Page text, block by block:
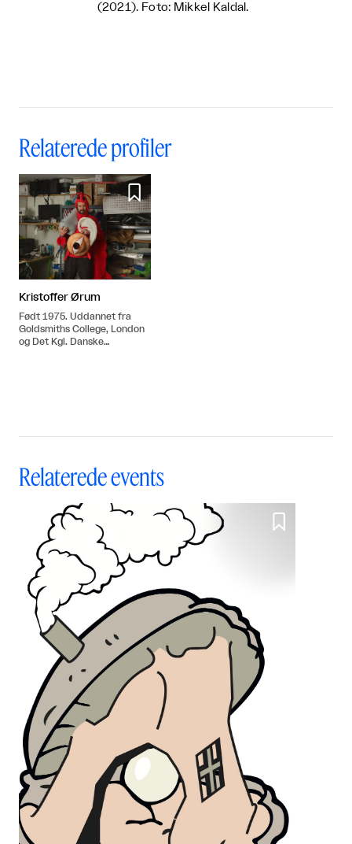
(2021). Foto: Mikkel Kaldal.
Relaterede profiler

Kristoffer Ørum
Født 1975. Uddannet fra
Goldsmiths College, London
og Det Kgl. Danske
Relaterede events
